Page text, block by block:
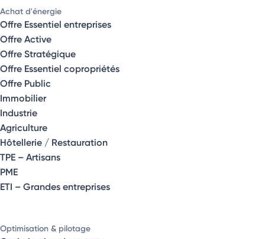
Achat d'énergie
Offre Essentiel entreprises
Offre Active
Offre Stratégique
Offre Essentiel copropriétés
Offre Public
Immobilier
Industrie
Agriculture
Hôtellerie / Restauration
TPE – Artisans
PME
ETI – Grandes entreprises
Optimisation & pilotage